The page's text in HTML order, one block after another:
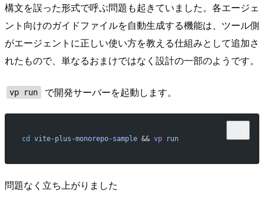
構文を誤った形式で呼ぶ問題も起きていました。各エージェ
ント向けのガイドファイルを自動生成する機能は、ツール側
がエージェントに正しい使い方を教える仕組みとして追加さ
れたもので、単なるおまけではなく設計の一部のようです。
vp run で開発サーバーを起動します。
cd vite-plus-monorepo-sample && vp run
問題なく立ち上がりました